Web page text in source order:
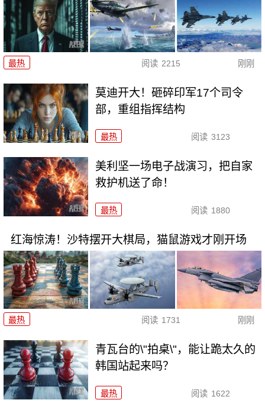
最热 阅读 2215 刚刚
莫迪开大！砸碎印军17个司令
部，重组指挥结构
最热 阅读 3123
美利坚一场电子战演习，把自家
救护机送了命！
最热 阅读 1880
红海惊涛！沙特摆开大棋局，猫鼠游戏才刚开场
最热 阅读 1731 刚刚
青瓦台的\"拍桌\"，能让跪太久的
韩国站起来吗？
最热 阅读 1622